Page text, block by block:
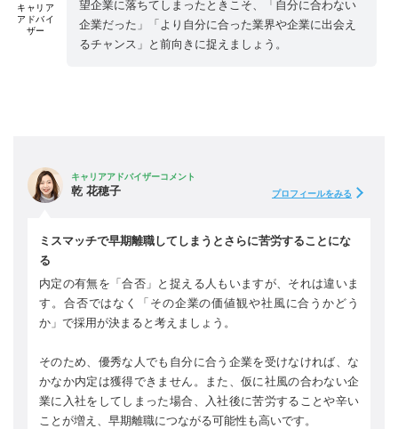
キャリア
アドバイ
ザー
望企業に落ちてしまったときこそ、「自分に合わない
企業だった」「より自分に合った業界や企業に出会え
るチャンス」と前向きに捉えましょう。
キャリアアドバイザーコメント
乾 花穂子 プロフィールをみる
ミスマッチで早期離職してしまうとさらに苦労することにな
る
内定の有無を「合否」と捉える人もいますが、それは違いま
す。合否ではなく「その企業の価値観や社風に合うかどう
か」で採用が決まると考えましょう。
そのため、優秀な人でも自分に合う企業を受けなければ、な
かなか内定は獲得できません。また、仮に社風の合わない企
業に入社をしてしまった場合、入社後に苦労することや辛い
ことが増え、早期離職につながる可能性も高いです。